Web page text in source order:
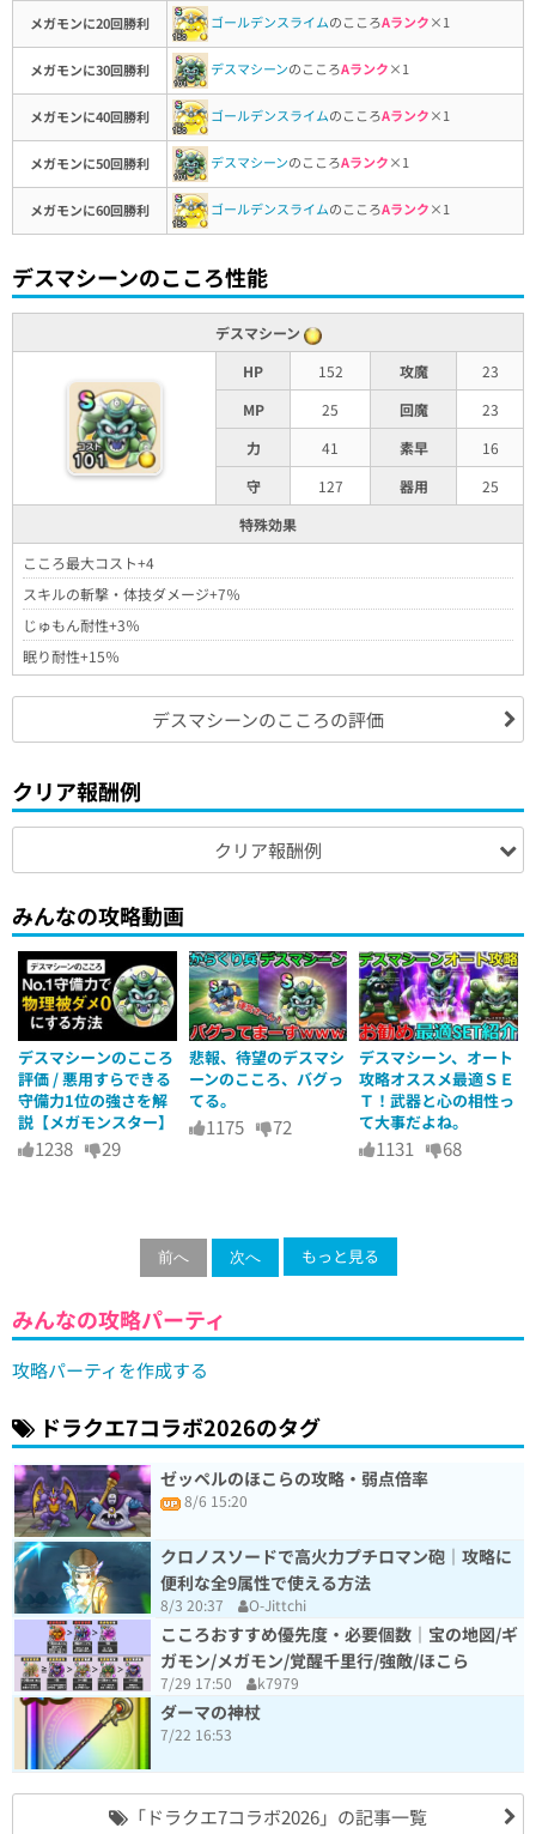
メガモンに20回勝利 ゴールデンスライムのこころAランク×1
メガモンに30回勝利 デスマシーンのこころAランク×1
メガモンに40回勝利 ゴールデンスライムのこころAランク×1
メガモンに50回勝利 デスマシーンのこころAランク×1
メガモンに60回勝利 ゴールデンスライムのこころAランク×1
デスマシーンのこころ性能
デスマシーン
HP
152 攻魔
23
MP
25 回魔
23
力
41 素早
16
守
127 器用
25
特殊効果
こころ最大コスト+4
スキルの斬撃・体技ダメージ+7％
じゅもん耐性+3％
眠り耐性+15％
デスマシーンのこころの評価
クリア報酬例
クリア報酬例
みんなの攻略動画
デスマシーンのこころ
評価 / 悪用すらできる
守備力1位の強さを解
説【メガモンスター】
1238 29
悲報、待望のデスマシ
ーンのこころ、バグっ
てる。
1175 72
デスマシーン、オート
攻略オススメ最適ＳＥ
Ｔ！武器と心の相性っ
て大事だよね。
1131 68
前へ 次へ もっと見る
みんなの攻略パーティ
攻略パーティを作成する
ドラクエ7コラボ2026のタグ
ゼッペルのほこらの攻略・弱点倍率
8/6 15:20
クロノスソードで高火力プチロマン砲｜攻略に
便利な全9属性で使える方法
8/3 20:37 O-Jittchi
こころおすすめ優先度・必要個数｜宝の地図/ギ
ガモン/メガモン/覚醒千里行/強敵/ほこら
7/29 17:50 k7979
ダーマの神杖
7/22 16:53
「ドラクエ7コラボ2026」の記事一覧